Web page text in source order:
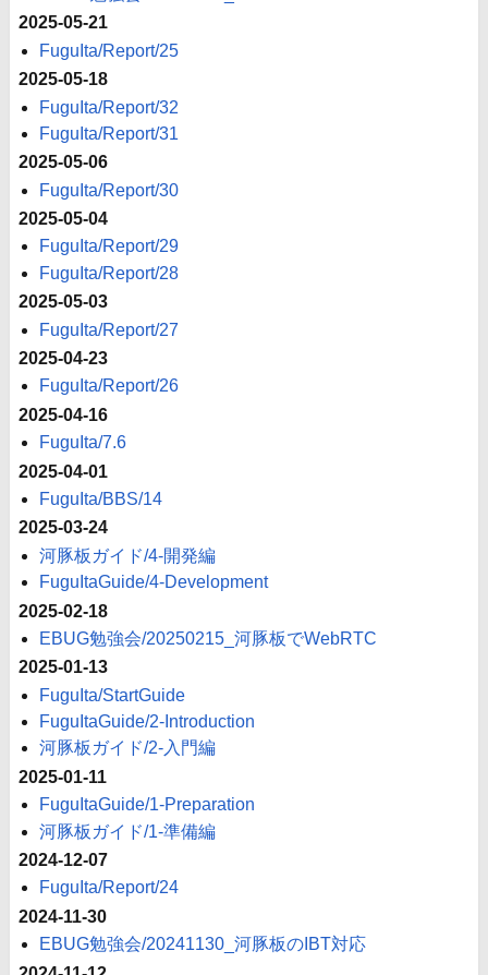
2025-05-21
FuguIta/Report/25
2025-05-18
FuguIta/Report/32
FuguIta/Report/31
2025-05-06
FuguIta/Report/30
2025-05-04
FuguIta/Report/29
FuguIta/Report/28
2025-05-03
FuguIta/Report/27
2025-04-23
FuguIta/Report/26
2025-04-16
FuguIta/7.6
2025-04-01
FuguIta/BBS/14
2025-03-24
河豚板ガイド/4-開発編
FuguItaGuide/4-Development
2025-02-18
EBUG勉強会/20250215_河豚板でWebRTC
2025-01-13
FuguIta/StartGuide
FuguItaGuide/2-Introduction
河豚板ガイド/2-入門編
2025-01-11
FuguItaGuide/1-Preparation
河豚板ガイド/1-準備編
2024-12-07
FuguIta/Report/24
2024-11-30
EBUG勉強会/20241130_河豚板のIBT対応